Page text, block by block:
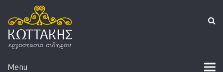
Menu